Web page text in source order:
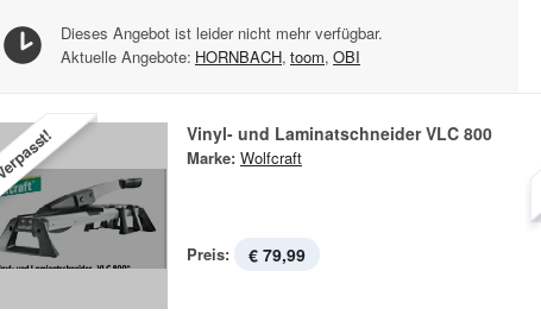
Dieses Angebot ist leider nicht mehr verfügbar.
Aktuelle Angebote: HORNBACH, toom, OBI
Vinyl- und Laminatschneider VLC 800
Marke: Wolfcraft
Preis: € 79,99